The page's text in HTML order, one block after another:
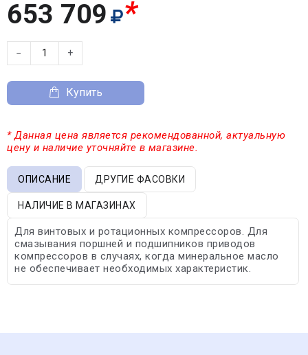
653 709 *
− +
Купить
* Данная цена является рекомендованной, актуальную
цену и наличие уточняйте в магазине.
ОПИСАНИЕ ДРУГИЕ ФАСОВКИ
НАЛИЧИЕ В МАГАЗИНАХ
Для винтовых и ротационных компрессоров. Для
смазывания поршней и подшипников приводов
компрессоров в случаях, когда минеральное масло
не обеспечивает необходимых характеристик.